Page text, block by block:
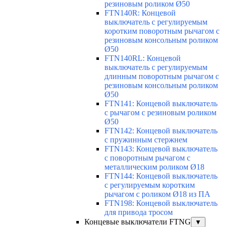
резиновым роликом Ø50
FTN140R: Концевой
выключатель с регулируемым
коротким поворотным рычагом с
резиновым консольным роликом
Ø50
FTN140RL: Концевой
выключатель с регулируемым
длинным поворотным рычагом с
резиновым консольным роликом
Ø50
FTN141: Концевой выключатель
с рычагом с резиновым роликом
Ø50
FTN142: Концевой выключатель
с пружинным стержнем
FTN143: Концевой выключатель
с поворотным рычагом с
металлическим роликом Ø18
FTN144: Концевой выключатель
с регулируемым коротким
рычагом с роликом Ø18 из ПА
FTN198: Концевой выключатель
для привода тросом
Концевые выключатели FTNG
▼